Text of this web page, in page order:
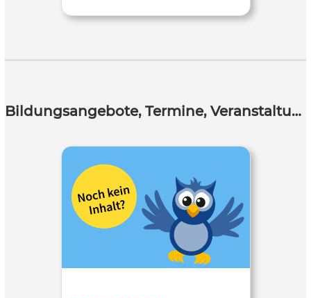
Bildungsangebote, Termine, Veranstaltungen